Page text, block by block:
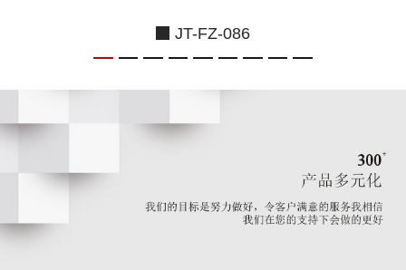
JT-FZ-086